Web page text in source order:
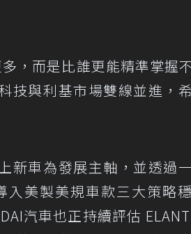
，而是比誰更能精準掌握
技與利基市場雙線並進，
新車為發展主軸，並透過
入美製美規車款三大策略
汽車也正持續評估